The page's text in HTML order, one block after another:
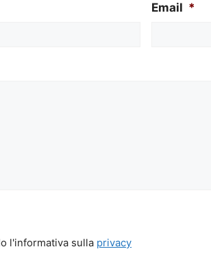
Email *
l'informativa sulla privacy